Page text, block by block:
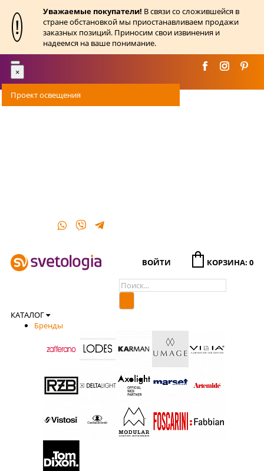
!
Уважаемые покупатели! В связи со сложившейся в
стране обстановкой мы приостанавливаем продажи
заказных позиций. Приносим свои извинения и
надеемся на ваше понимание.
Toggle
navigation
×
Проект освещения
ВОЙТИ КОРЗИНА: 0
КАТАЛОГ
Бренды